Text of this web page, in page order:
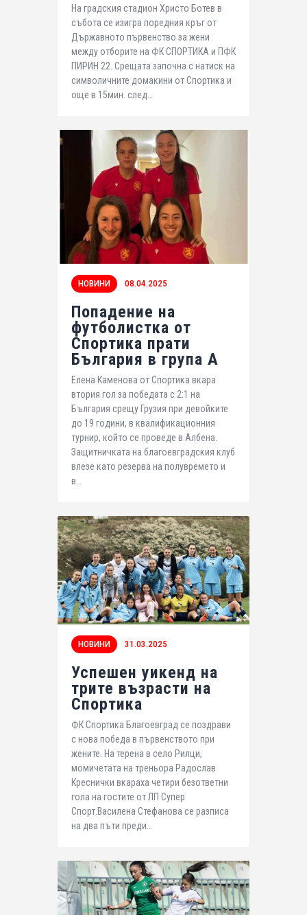
На градския стадион Христо Ботев в
събота се изигра поредния кръг от
Държавното първенство за жени
между отборите на ФК СПОРТИКА и ПФК
ПИРИН 22. Срещата започна с натиск на
символичните домакини от Спортика и
още в 15мин. след…
НОВИНИ 08.04.2025
Попадение на
футболистка от
Спортика прати
България в група А
Елена Каменова от Спортика вкара
втория гол за победата с 2:1 на
България срещу Грузия при девойките
до 19 години, в квалификационния
турнир, който се проведе в Албена.
Защитничката на благоевградския клуб
влезе като резерва на полувремето и
в…
НОВИНИ 31.03.2025
Успешен уикенд на
трите възрасти на
Спортика
ФК Спортика Благоевград се поздрави
с нова победа в първенството при
жените. На терена в село Рилци,
момичетата на треньора Радослав
Креснички вкараха четири безответни
гола на гостите от ЛП Супер
Спорт.Василена Стефанова се разписа
на два пъти преди…